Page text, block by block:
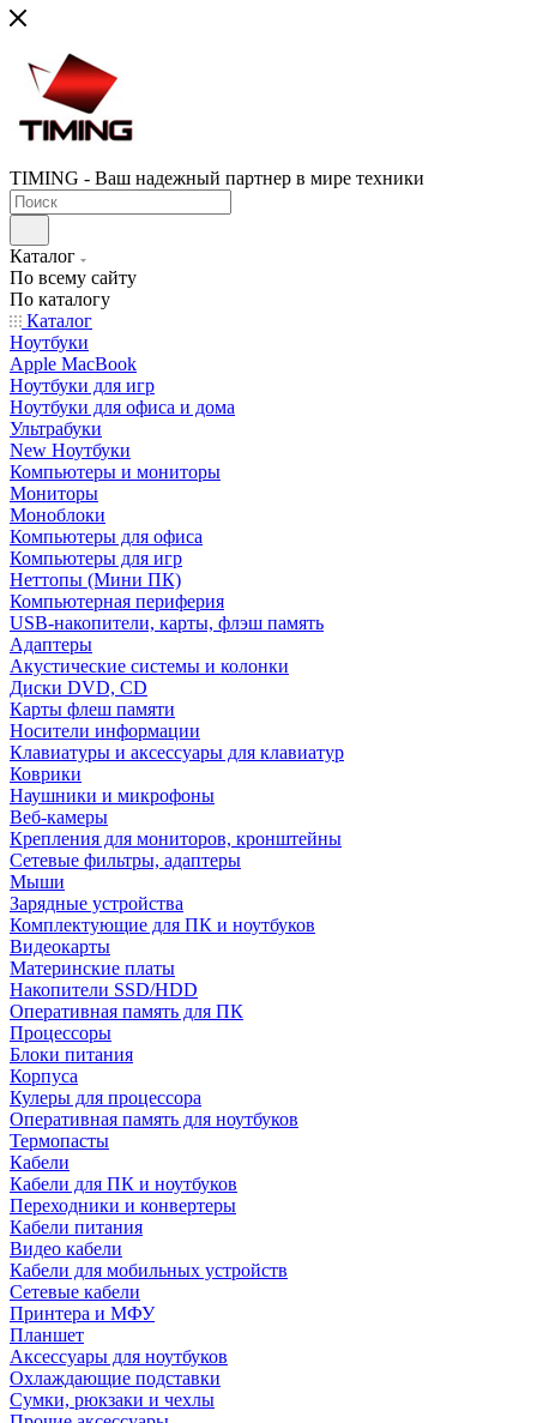
TIMING - Ваш надежный партнер в мире техники
Каталог
По всему сайту
По каталогу
Каталог
Ноутбуки
Apple MacBook
Ноутбуки для игр
Ноутбуки для офиса и дома
Ультрабуки
New Ноутбуки
Компьютеры и мониторы
Мониторы
Моноблоки
Компьютеры для офиса
Компьютеры для игр
Неттопы (Мини ПК)
Компьютерная периферия
USB-накопители, карты, флэш память
Адаптеры
Акустические системы и колонки
Диски DVD, CD
Карты флеш памяти
Носители информации
Клавиатуры и аксессуары для клавиатур
Коврики
Наушники и микрофоны
Веб-камеры
Крепления для мониторов, кронштейны
Сетевые фильтры, адаптеры
Мыши
Зарядные устройства
Комплектующие для ПК и ноутбуков
Видеокарты
Материнские платы
Накопители SSD/HDD
Оперативная память для ПК
Процессоры
Блоки питания
Корпуса
Кулеры для процессора
Оперативная память для ноутбуков
Термопасты
Кабели
Кабели для ПК и ноутбуков
Переходники и конвертеры
Кабели питания
Видео кабели
Кабели для мобильных устройств
Сетевые кабели
Принтера и МФУ
Планшет
Аксессуары для ноутбуков
Охлаждающие подставки
Сумки, рюкзаки и чехлы